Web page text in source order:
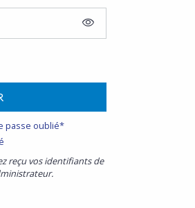
AFFICHER LE MOT
passe oublié*
reçu vos identifiants de